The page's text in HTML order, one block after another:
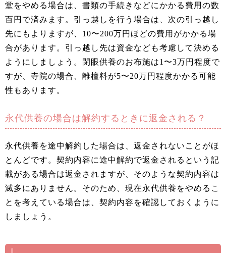
堂をやめる場合は、書類の手続きなどにかかる費用の数
百円で済みます。引っ越しを行う場合は、次の引っ越し
先にもよりますが、10〜200万円ほどの費用がかかる場
合があります。引っ越し先は資金なども考慮して決める
ようにしましょう。閉眼供養のお布施は1〜3万円程度で
すが、寺院の場合、離檀料が5〜20万円程度かかる可能
性もあります。
永代供養の場合は解約するときに返金される？
永代供養を途中解約した場合は、返金されないことがほ
とんどです。契約内容に途中解約で返金されるという記
載がある場合は返金されますが、そのような契約内容は
滅多にありません。そのため、現在永代供養をやめるこ
とを考えている場合は、契約内容を確認しておくように
しましょう。